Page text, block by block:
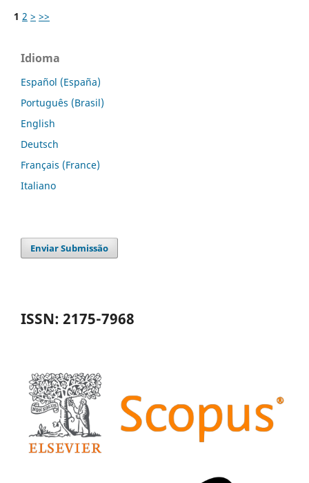
1 2 > >>
Idioma
Español (España)
Português (Brasil)
English
Deutsch
Français (France)
Italiano
Enviar Submissão
ISSN: 2175-7968